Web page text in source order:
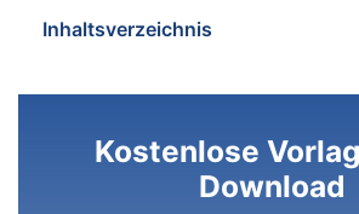
Inhaltsverzeichnis
Kostenlose
Download